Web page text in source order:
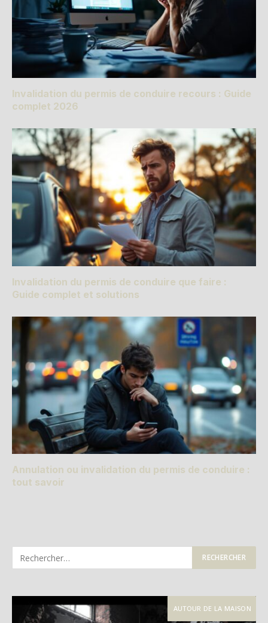
Invalidation du permis de conduire recours : Guide
complet 2026
Invalidation du permis de conduire que faire :
Guide complet et solutions
Annulation ou invalidation du permis de conduire :
tout savoir
AUTOUR DE LA MAISON